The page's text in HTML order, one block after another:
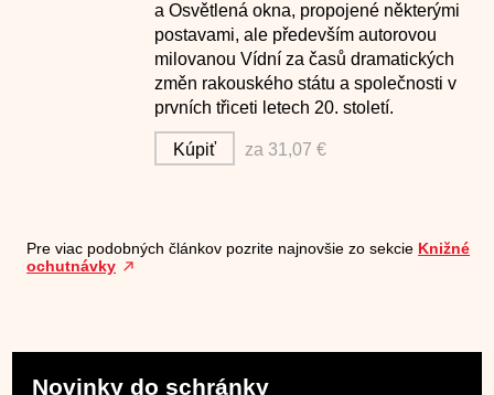
a Osvětlená okna, propojené některými
postavami, ale především autorovou
milovanou Vídní za časů dramatických
změn rakouského státu a společnosti v
prvních třiceti letech 20. století.
Kúpiť za 31,07 €
Pre viac podobných článkov pozrite najnovšie zo sekcie Knižné
ochutnávky
Novinky do schránky